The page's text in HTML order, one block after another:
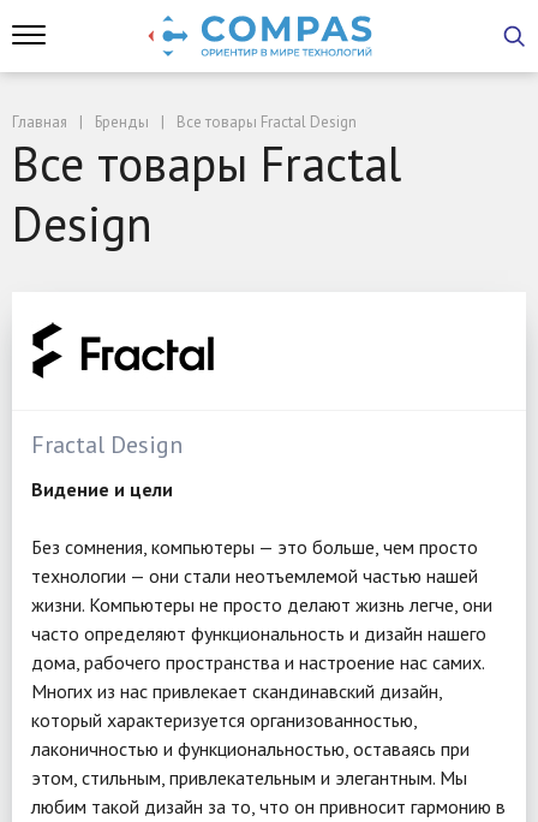
Главная Бренды Все товары Fractal Design
Все товары Fractal
Design
Fractal Design
Видение и цели
Без сомнения, компьютеры — это больше, чем просто
технологии — они стали неотъемлемой частью нашей
жизни. Компьютеры не просто делают жизнь легче, они
часто определяют функциональность и дизайн нашего
дома, рабочего пространства и настроение нас самих.
Многих из нас привлекает скандинавский дизайн,
который характеризуется организованностью,
лаконичностью и функциональностью, оставаясь при
этом, стильным, привлекательным и элегантным. Мы
любим такой дизайн за то, что он привносит гармонию в